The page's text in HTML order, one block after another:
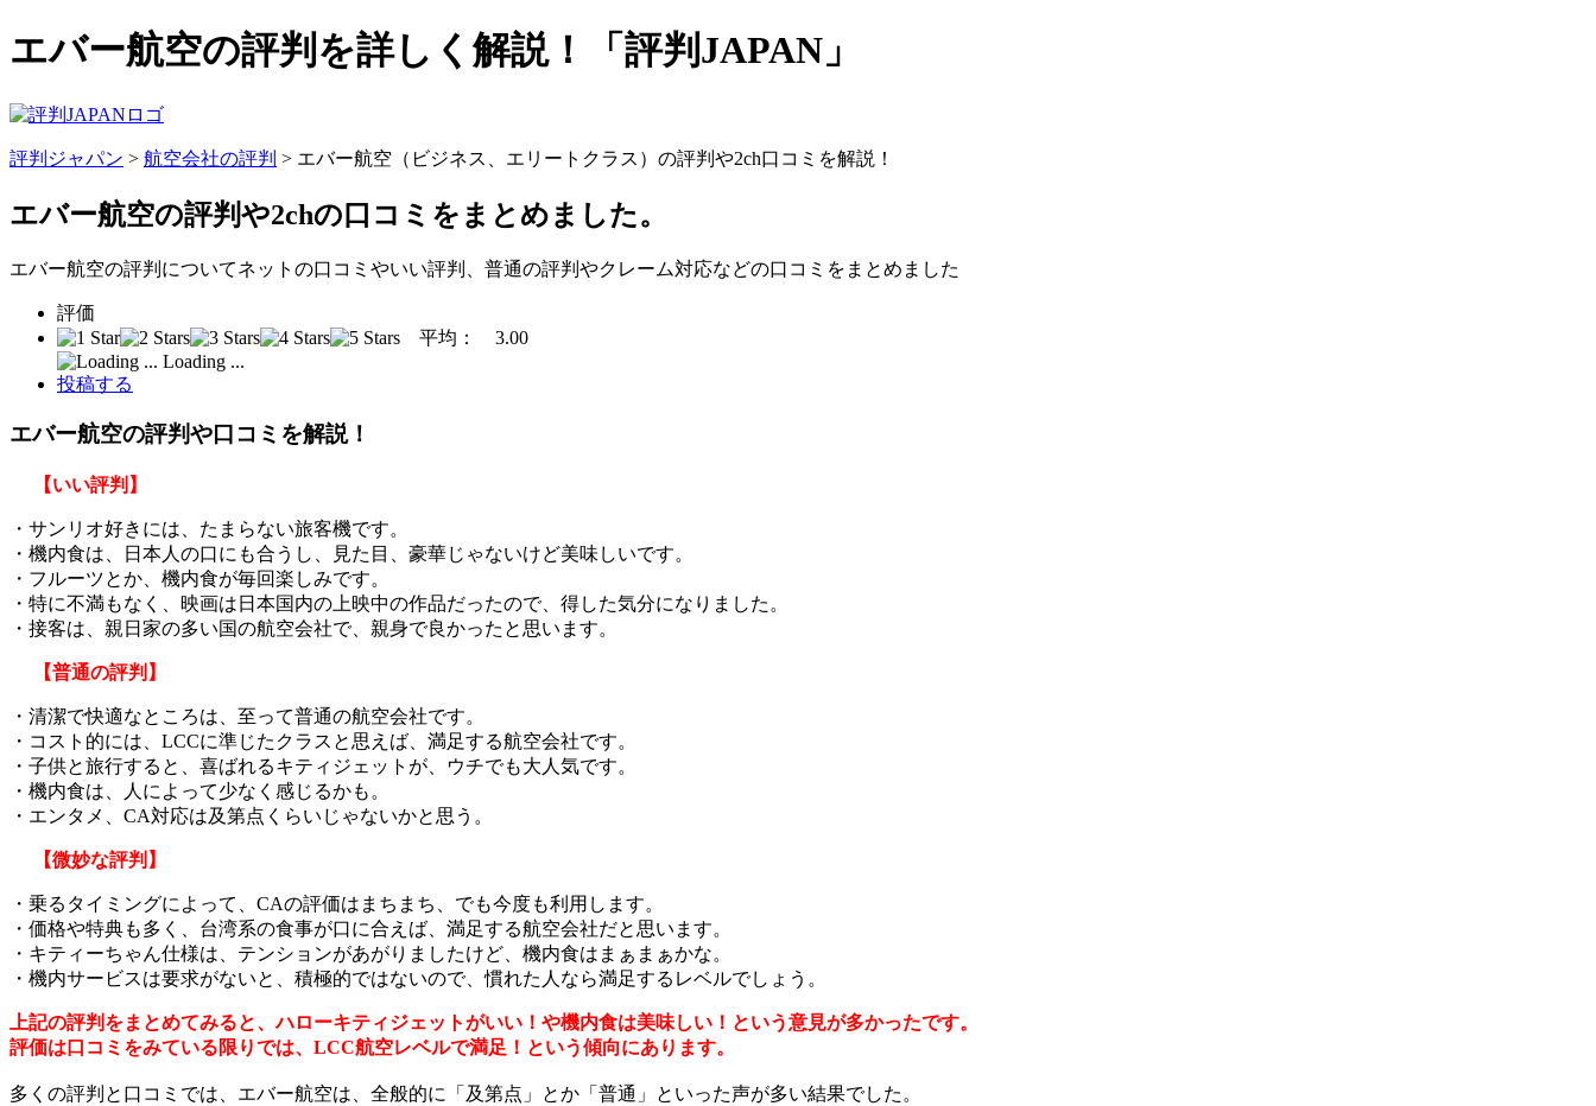
エバー航空の評判を詳しく解説！「評判JAPAN」
評判ジャパン > 航空会社の評判 > エバー航空（ビジネス、エリートクラス）の評判や2ch口コミを解説！
エバー航空の評判や2chの口コミをまとめました。
エバー航空の評判についてネットの口コミやいい評判、普通の評判やクレーム対応などの口コミをまとめました
評価
平均： 3.00
Loading ...
投稿する
エバー航空の評判や口コミを解説！
【いい評判】
・サンリオ好きには、たまらない旅客機です。
・機内食は、日本人の口にも合うし、見た目、豪華じゃないけど美味しいです。
・フルーツとか、機内食が毎回楽しみです。
・特に不満もなく、映画は日本国内の上映中の作品だったので、得した気分になりました。
・接客は、親日家の多い国の航空会社で、親身で良かったと思います。
【普通の評判】
・清潔で快適なところは、至って普通の航空会社です。
・コスト的には、LCCに準じたクラスと思えば、満足する航空会社です。
・子供と旅行すると、喜ばれるキティジェットが、ウチでも大人気です。
・機内食は、人によって少なく感じるかも。
・エンタメ、CA対応は及第点くらいじゃないかと思う。
【微妙な評判】
・乗るタイミングによって、CAの評価はまちまち、でも今度も利用します。
・価格や特典も多く、台湾系の食事が口に合えば、満足する航空会社だと思います。
・キティーちゃん仕様は、テンションがあがりましたけど、機内食はまぁまぁかな。
・機内サービスは要求がないと、積極的ではないので、慣れた人なら満足するレベルでしょう。
上記の評判をまとめてみると、ハローキティジェットがいい！や機内食は美味しい！という意見が多かったです。
評価は口コミをみている限りでは、LCC航空レベルで満足！という傾向にあります。
多くの評判と口コミでは、エバー航空は、全般的に「及第点」とか「普通」といった声が多い結果でした。